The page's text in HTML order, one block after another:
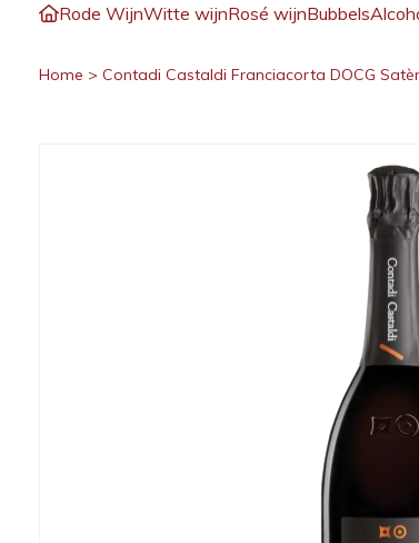
Rode WijnWitte wijnRosé wijnBubbels
Home > Contadi Castaldi Franciacorta DOCG